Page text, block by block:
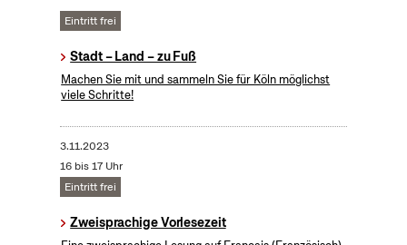
Eintritt frei
Stadt – Land – zu Fuß
Machen Sie mit und sammeln Sie für Köln möglichst
viele Schritte!
3.11.2023
16 bis 17 Uhr
Eintritt frei
Zweisprachige Vorlesezeit